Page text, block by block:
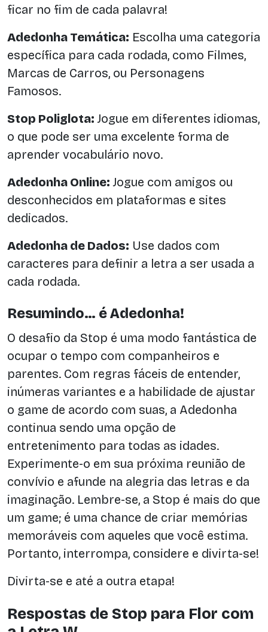
ficar no fim de cada palavra!
Adedonha Temática: Escolha uma categoria
específica para cada rodada, como Filmes,
Marcas de Carros, ou Personagens
Famosos.
Stop Poliglota: Jogue em diferentes idiomas,
o que pode ser uma excelente forma de
aprender vocabulário novo.
Adedonha Online: Jogue com amigos ou
desconhecidos em plataformas e sites
dedicados.
Adedonha de Dados: Use dados com
caracteres para definir a letra a ser usada a
cada rodada.
Resumindo… é Adedonha!
O desafio da Stop é uma modo fantástica de
ocupar o tempo com companheiros e
parentes. Com regras fáceis de entender,
inúmeras variantes e a habilidade de ajustar
o game de acordo com suas, a Adedonha
continua sendo uma opção de
entretenimento para todas as idades.
Experimente-o em sua próxima reunião de
convívio e afunde na alegria das letras e da
imaginação. Lembre-se, a Stop é mais do que
um game; é uma chance de criar memórias
memoráveis com aqueles que você estima.
Portanto, interrompa, considere e divirta-se!
Divirta-se e até a outra etapa!
Respostas de Stop para Flor com